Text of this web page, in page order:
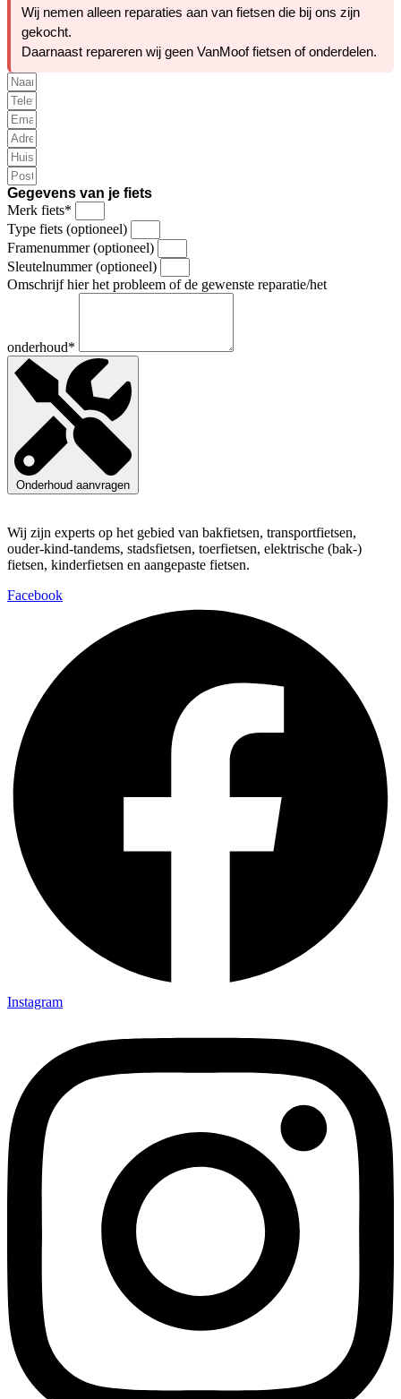
Wij nemen alleen reparaties aan van fietsen die bij ons zijn
gekocht.
Daarnaast repareren wij geen VanMoof fietsen of onderdelen.
Gegevens van je fiets
Merk fiets*
Type fiets (optioneel)
Framenummer (optioneel)
Sleutelnummer (optioneel)
Omschrijf hier het probleem of de gewenste reparatie/het
onderhoud*
Onderhoud aanvragen
Wij zijn experts op het gebied van bakfietsen, transportfietsen,
ouder-kind-tandems, stadsfietsen, toerfietsen, elektrische (bak-)
fietsen, kinderfietsen en aangepaste fietsen.
Facebook
Instagram